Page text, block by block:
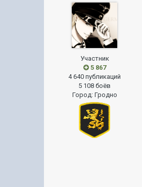
Участник
5 867
4 640 публикаций
5 108 боёв
Город: Гродно